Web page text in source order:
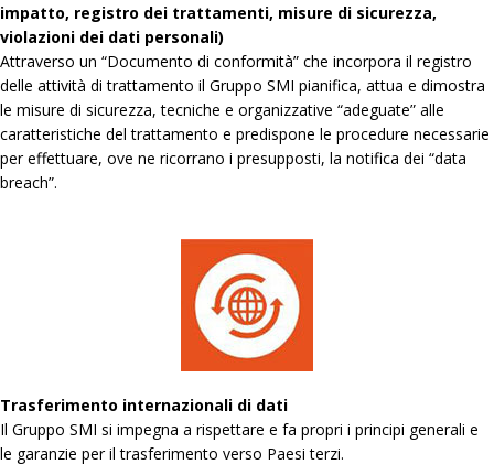
impatto, registro dei trattamenti, misure di sicurezza,
violazioni dei dati personali)
Attraverso un “Documento di conformità” che incorpora il registro
delle attività di trattamento il Gruppo SMI pianifica, attua e dimostra
le misure di sicurezza, tecniche e organizzative “adeguate” alle
caratteristiche del trattamento e predispone le procedure necessarie
per effettuare, ove ne ricorrano i presupposti, la notifica dei “data
breach”.
Trasferimento internazionali di dati
Il Gruppo SMI si impegna a rispettare e fa propri i principi generali e
le garanzie per il trasferimento verso Paesi terzi.